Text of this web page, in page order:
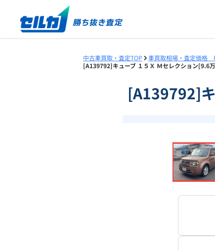
中古車買取・査定TOP 車買取相場・査定価格
[A139792]キューブ １５Ｘ Ｍセレクション[9.6
[A139792]